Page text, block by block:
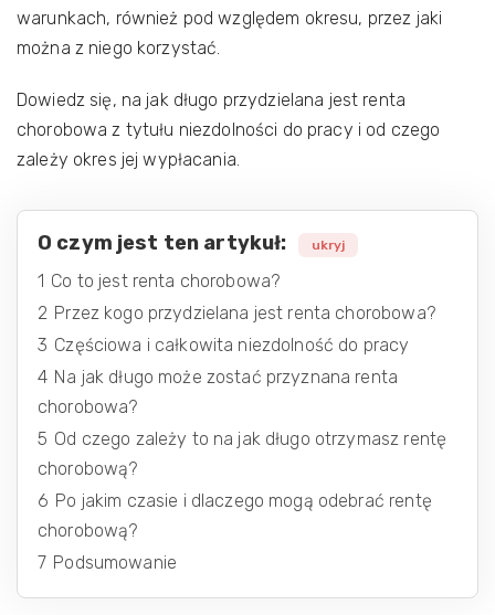
warunkach, również pod względem okresu, przez jaki
można z niego korzystać.
Dowiedz się, na jak długo przydzielana jest renta
chorobowa z tytułu niezdolności do pracy i od czego
zależy okres jej wypłacania.
O czym jest ten artykuł: ukryj
1 Co to jest renta chorobowa?
2 Przez kogo przydzielana jest renta chorobowa?
3 Częściowa i całkowita niezdolność do pracy
4 Na jak długo może zostać przyznana renta
chorobowa?
5 Od czego zależy to na jak długo otrzymasz rentę
chorobową?
6 Po jakim czasie i dlaczego mogą odebrać rentę
chorobową?
7 Podsumowanie